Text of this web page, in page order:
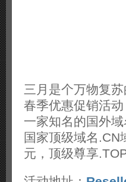
三月是个万物复
春季优惠促销活动
一家知名的国外
国家顶级域名
元，顶级尊享